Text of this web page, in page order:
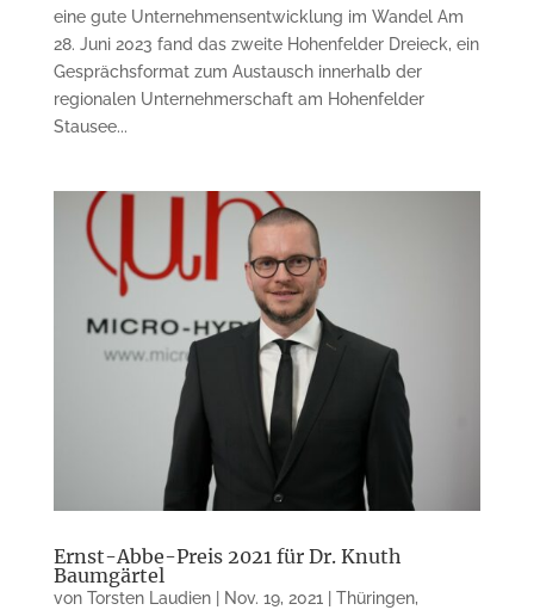
eine gute Unter­nehmensentwicklung im Wandel Am
28. Juni 2023 fand das zweite Hohenfelder Dreieck, ein
Gesprächs­format zum Austausch innerhalb der
regionalen Unternehmer­schaft am Hohenfelder
Stausee...
Ernst-Abbe-Preis 2021 für Dr. Knuth
Baumgärtel
von Torsten Laudien| Nov. 19, 2021| Thüringen,